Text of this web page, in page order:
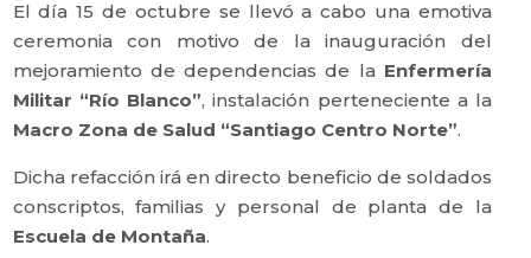
El día 15 de octubre se llevó a cabo una emotiva
ceremonia con motivo de la inauguración del
mejoramiento de dependencias de la Enfermería
Militar “Río Blanco”, instalación perteneciente a la
Macro Zona de Salud “Santiago Centro Norte”.
Dicha refacción irá en directo beneficio de soldados
conscriptos, familias y personal de planta de la
Escuela de Montaña.